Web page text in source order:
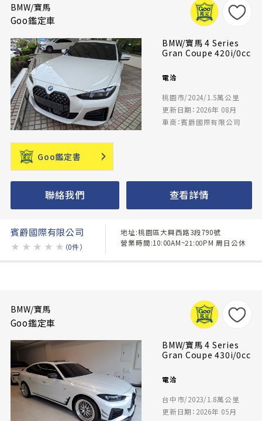
BMW/寶馬
Goo鑑定車
BMW/寶馬 4 Series
Gran Coupe 420i/0cc
電洽
桃園市/2024/1.5萬公里
更新日期：2026年 08月
車商：賓爵國際有限公司
Goo鑑定書
聯絡我們 查看詳情
賓爵國際有限公司
★ ★ ★ ★ ★ （0件）
地址:桃園區大興西路3段790號
營業時間:10:00AM~21:00PM 周日公休
BMW/寶馬
Goo鑑定車
BMW/寶馬 4 Series
Gran Coupe 430i/0cc
電洽
台中市/2023/1.8萬公里
更新日期：2026年 05月